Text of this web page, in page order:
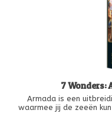
7 Wonders:
Armada is een
waarmee jij de zeeën